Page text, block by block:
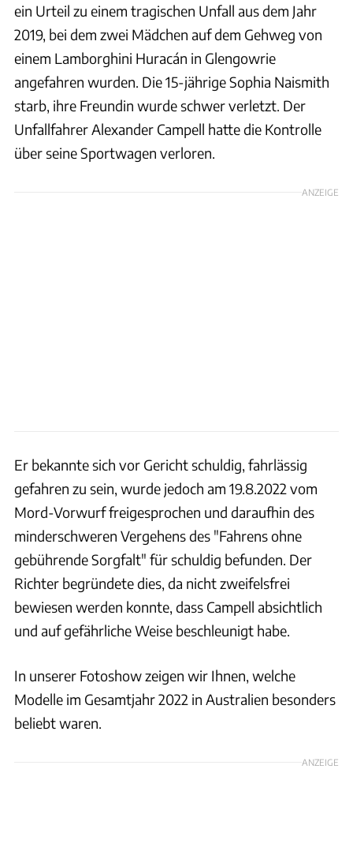
ein Urteil zu einem tragischen Unfall aus dem Jahr
2019, bei dem zwei Mädchen auf dem Gehweg von
einem Lamborghini Huracán in Glengowrie
angefahren wurden. Die 15-jährige Sophia Naismith
starb, ihre Freundin wurde schwer verletzt. Der
Unfallfahrer Alexander Campell hatte die Kontrolle
über seine Sportwagen verloren.
ANZEIGE
Er bekannte sich vor Gericht schuldig, fahrlässig
gefahren zu sein, wurde jedoch am 19.8.2022 vom
Mord-Vorwurf freigesprochen und daraufhin des
minderschweren Vergehens des "Fahrens ohne
gebührende Sorgfalt" für schuldig befunden. Der
Richter begründete dies, da nicht zweifelsfrei
bewiesen werden konnte, dass Campell absichtlich
und auf gefährliche Weise beschleunigt habe.
In unserer Fotoshow zeigen wir Ihnen, welche
Modelle im Gesamtjahr 2022 in Australien besonders
beliebt waren.
ANZEIGE